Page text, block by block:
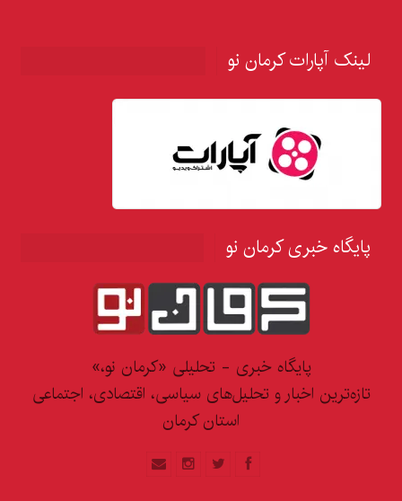
لینک آپارات کرمان نو
پایگاه خبری کرمان نو
پایگاه خبری - تحلیلی «کرمان نو،»
تازه‌ترین اخبار و تحلیل‌های سیاسی، اقتصادی، اجتماعی
استان کرمان